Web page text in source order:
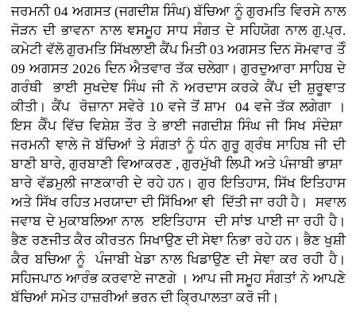
ਜਰਮਨੀ04 ਅਗਸਤ (ਜਗਦੀਸ਼ ਸਿੰਘ) ਬੱਚਿਆ ਨੂੰ ਗੁਰਮਤਿ ਵਿਰਸੇ ਨਾਲ
ਜੋੜਨ ਦੀ ਭਾਵਨਾ ਨਾਲ ਞਸਮੂਹ ਸਾਧ ਸੰਗਤ ਦੇ ਸਹਿਯੋਗ ਨਾਲ ਗੁ.ਪ੍ਰ.
ਕਮੇਟੀ ਵੱਲੋ ਗੁਰਮਤਿ ਸਿੱਖਲਾਈ ਕੈਂਪ ਮਿਤੀ 03 ਅਗਸਤ ਦਿਨ ਸੋਮਵਾਰ ਤੋੰ
09 ਅਗਸਤ 2026 ਦਿਨ ਐਤਵਾਰ ਤੱਕ ਚਲੇਗਾ। ਗੁਰਦੁਆਰਾ ਸਾਹਿਬ ਦੇ
ਗਰੰਥੀ ਭਾਈ ਸੁਖਦੇਞ ਸਿੰਘ ਜੀ ਨੋ ਅਰਦਾਸ ਕਰਕੇ ਕੈਂਪ ਦੀ ਸ਼ੁਰੂਞਾਤ
ਕੀਤੀ। ਕੈਂਪ ਰੋਜ਼ਾਨਾ ਸਵੇਰੇ 10 ਵਜੇ ਤੋਂ ਸ਼ਾਮ 04 ਵਜੇ ਤੱਕ ਲਗੇਗਾ ।
ਇਸ ਕੈੰਪ ਵਿੱਚ ਵਿਸ਼ੇਸ਼ ਤੌਰ ਤੇ ਭਾਈ ਜਗਦੀਸ਼ ਸਿੰਘ ਜੀ ਸਿਖ ਸੰਦੇਸ਼ਾ
ਜਰਮਨੀ ਞਾਲੇ ਜੋ ਬੱਚਿਆਂ ਤੇ ਸੰਗਤਾਂ ਨੂੰ ਧੰਨ ਗੁਰੂ ਗ੍ਰੰਥ ਸਾਹਿਬ ਜੀ ਦੀ
ਬਾਣੀ ਬਾਰੇ, ਗੁਰਬਾਣੀ ਵਿਆਕਰਣ , ਗੁਰਮੁੱਖੀ ਲਿਪੀ ਅਤੇ ਪੰਜਾਬੀ ਭਾਸ਼ਾ
ਬਾਰੇ ਵੱਡਮੁਲੀ ਜਾਣਕਾਰੀ ਦੇ ਰਹੇ ਹਨ। ਗੁਰ ਇਤਿਹਾਸ, ਸਿੱਖ ਇਤਿਹਾਸ
ਅਤੇ ਸਿੱਖ ਰਹਿਤ ਮਰਯਾਦਾ ਦੀ ਸਿੱਖਿਆ ਞੀ ਦਿੱਤੀ ਜਾ ਰਹੀ ਹੈ। ਸਵਾਲ
ਜਵਾਬ ਦੇ ਮੁਕਾਬਲਿਆ ਨਾਲ ੲਇਤਿਹਾਸ ਦੀ ਸਾਂਝ ਪਾਈ ਜਾ ਰਹੀ ਹੈ।
ਭੈਣ ਰਣਜੀਤ ਕੈਰ ਕੀਰਤਨ ਸਿਖਾਉਣ ਦੀ ਸੇਞਾ ਨਿਭਾ ਰਹੇ ਹਨ। ਭੈਣ ਖੁਸ਼ੀ
ਕੈਰ ਬਚਿਆ ਨੂੰ ਪੰਜਾਬੀ ਖੇਡਾ ਨਾਲ ਖਿਡਾਉਣ ਦੀ ਸੇਞਾ ਕਰ ਰਹੀ ਹੈ।
ਸਹਿਜਪਾਠ ਆਰੰਭ ਕਰਵਾਏ ਜਾਣਗੇ । ਆਪ ਜੀ ਸਮੂਹ ਸੰਗਤਾਂ ਨੇ ਆਪਣੇ
ਬੱਚਿਆਂ ਸਮੇਤ ਹਾਜ਼ਰੀਆਂ ਭਰਨ ਦੀ ਕ੍ਰਿਪਾਲਤਾ ਕਰੋ ਜੀ।